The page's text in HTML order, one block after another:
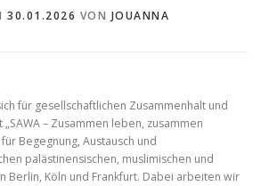
30.01.2026 VON JOUANNA
für gesellschaftlichen Zusammenhalt und
– Zusammen leben, zusammen
Begegnung, Austausch und
palästinensischen, muslimischen und
Berlin, Köln und Frankfurt. Dabei arbeiten wir